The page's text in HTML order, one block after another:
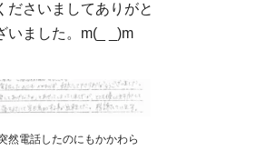
ださいましてありがと
いました。m(_ _)m
然電話したのにもかかわら